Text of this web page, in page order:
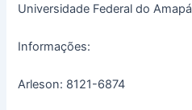
Universidade Federal do Amapá
Informações:
Arleson: 8121-6874